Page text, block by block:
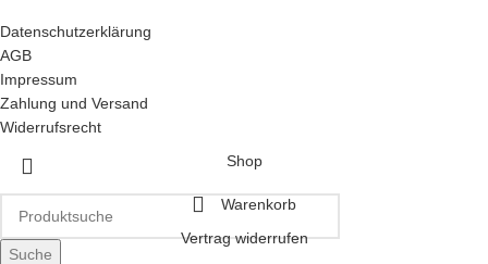
Datenschutzerklärung
AGB
Impressum
Zahlung und Versand
Widerrufsrecht
Suche
Shop
Warenkorb
Vertrag widerrufen